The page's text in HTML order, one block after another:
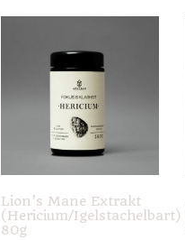
Lion’s Mane Extrakt
(Hericium/Igelstachelbart)
80g